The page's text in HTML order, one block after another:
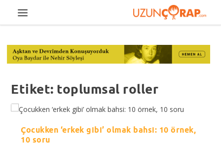
Etiket: toplumsal roller
Çocukken ‘erkek gibi’ olmak bahsi: 10 örnek,
10 soru